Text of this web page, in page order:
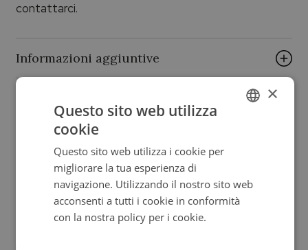
contattarci.
Informazioni aggiuntive
PALUMBO & GIGANTE
Collezione
Palumbo & Gigante
×
Questo sito web utilizza
cookie
Questo sito web utilizza i cookie per
migliorare la tua esperienza di
navigazione. Utilizzando il nostro sito web
acconsenti a tutti i cookie in conformità
con la nostra policy per i cookie.